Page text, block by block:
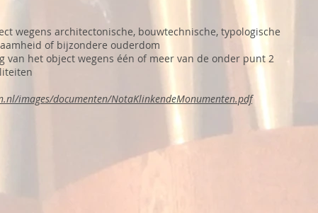
wegens architectonische, bouwtechnische, typologische
of bijzondere ouderdom
van het object wegens één of meer van de onder punt 2
images/documenten/NotaKlinkendeMonumenten.pdf